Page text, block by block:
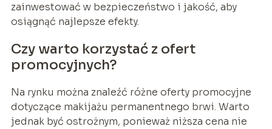
zainwestować w bezpieczeństwo i jakość, aby
osiągnąć najlepsze efekty.
Czy warto korzystać z ofert
promocyjnych?
Na rynku można znaleźć różne oferty promocyjne
dotyczące makijażu permanentnego brwi. Warto
jednak być ostrożnym, ponieważ niższa cena nie